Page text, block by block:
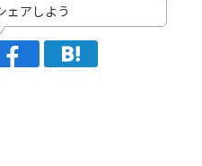
ェアしよう